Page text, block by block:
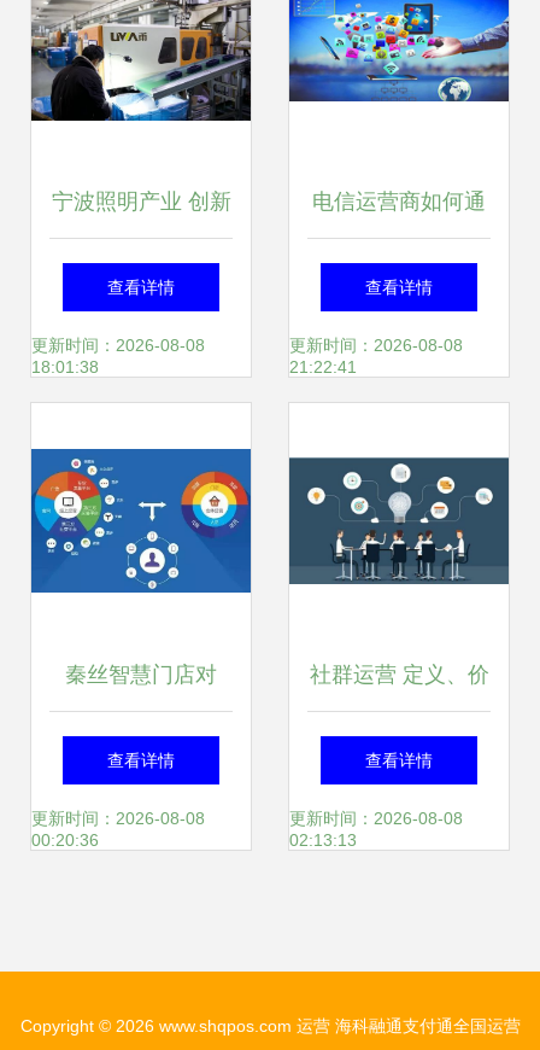
宁波照明产业 创新
驱动下的强劲发展
势头与高效运营模
查看详情
更新时间：2026-08-08
18:01:38
电信运营商如何通
过数字技术重构运
营模式
查看详情
更新时间：2026-08-08
21:22:41
秦丝智慧门店对
标“小米之家” 新零
售运营的创新玩法
查看详情
更新时间：2026-08-08
00:20:36
社群运营 定义、价
值与四大核心益处
查看详情
更新时间：2026-08-08
02:13:13
Copyright © 2026 www.shqpos.com 运营 海科融通支付通全国运营